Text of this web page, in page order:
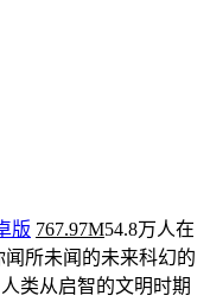
版 767.97M54.8万人在
所未闻的未来科幻的
类从启智的文明时期